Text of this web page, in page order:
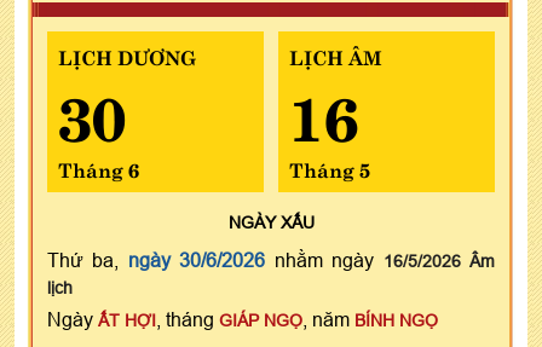
LỊCH DƯƠNG
30
Tháng 6
LỊCH ÂM
16
Tháng 5
NGÀYXẤU
Thứ ba, ngày 30/6/2026 nhằm ngày 16/5/2026 Âm
lịch
Ngày ẤT HỢI , tháng GIÁP NGỌ , năm BÍNH NGỌ